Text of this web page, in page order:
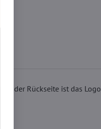
der Rückseite ist das Logo